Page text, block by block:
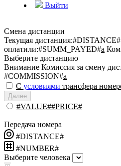
Выйти
Смена дистанции
Текущая дистанция:#DISTANCE#
оплатили:#SUMM_PAYED#a
Выберите дистанцию
Внимание Комиссия за смену
#COMMISSION#a
С условиями трансфера
Далее
#VALUE##PRICE#
Передача номера
#DISTANCE#
#NUMBER#
Выберите человека